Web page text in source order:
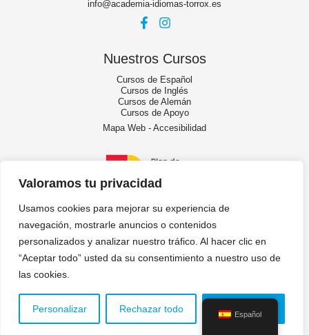
Valoramos tu privacidad
Usamos cookies para mejorar su experiencia de
navegación, mostrarle anuncios o contenidos
personalizados y analizar nuestro tráfico. Al hacer clic en
“Aceptar todo” usted da su consentimiento a nuestro uso de
las cookies.
Personalizar Rechazar todo Aceptar todo
info@academia-idiomas-torrox.es
Nuestros Cursos
Cursos de Español
Cursos de Inglés
Cursos de Alemán
Cursos de Apoyo
Mapa Web - Accesibilidad
Torrox
Política de Privacidad - Política de Cookies - Aviso Legal
Español